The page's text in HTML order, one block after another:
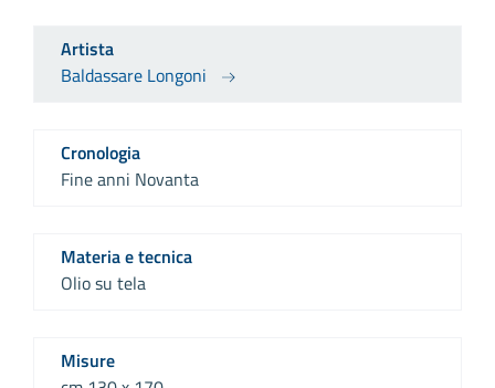
Artista
Baldassare Longoni
Cronologia
Fine anni Novanta
Materia e tecnica
Olio su tela
Misure